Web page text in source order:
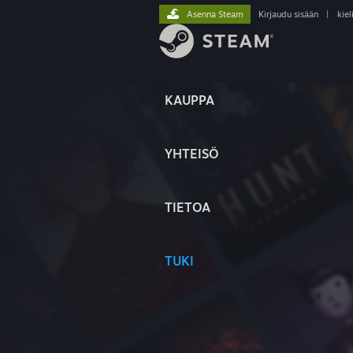
KAUPPA
YHTEISÖ
TIETOA
TUKI
Asenna Steam Kirjaudu sisään kieli